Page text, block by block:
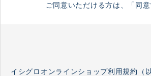
ご同意いただける方は、「同
イシグロオンラインショップ利用規約（